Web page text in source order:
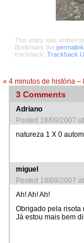
This entry was written
Bookmark the permalink
trackback: Trackback
« 4 minutos de história
3 Comments
Adriano
Posted 18/09/2007
natureza 1 X 0
miguel
Posted 19/09/2007
Ah! Ah! Ah!
Obrigado pela risota
Já estou mais bem